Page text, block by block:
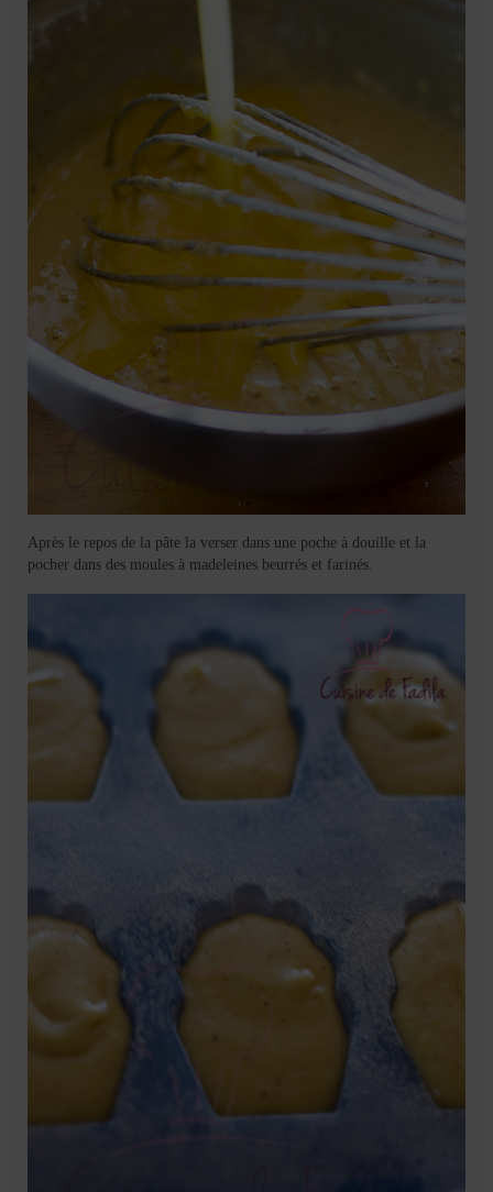
Après le repos de la pâte la verser dans une poche à douille et la
pocher dans des moules à madeleines beurrés et farinés.